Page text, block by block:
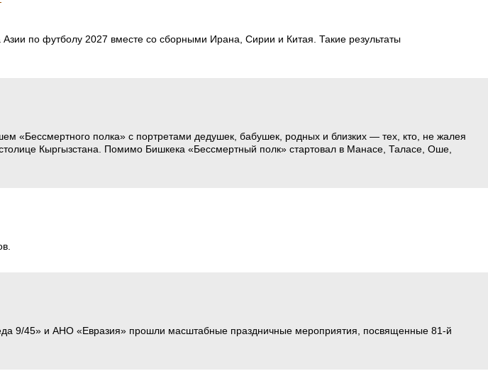
по футболу 2027 вместе со сборными Ирана, Сирии и Китая. Такие результаты
«Бессмертного полка» с портретами дедушек, бабушек, родных и близких — тех, кто, не жалея
Кыргызстана. Помимо Бишкека «Бессмертный полк» стартовал в Манасе, Таласе, Оше,
9/45» и АНО «Евразия» прошли масштабные праздничные мероприятия, посвященные 81-й